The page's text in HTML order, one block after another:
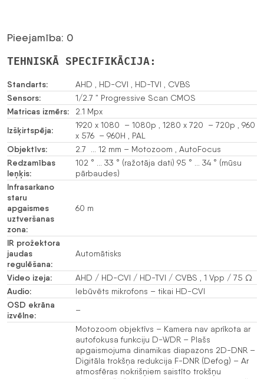
Pieejamība: 0
TEHNISKĀ SPECIFIKĀCIJA:
Standarts: AHD , HD-CVI , HD-TVI , CVBS
Sensors: 1/2.7 ” Progressive Scan CMOS
Matricas izmērs: 2.1 Mpx
Izšķirtspēja:
1920 x 1080 – 1080p , 1280 x 720 – 720p , 960
x 576 – 960H , PAL
Objektīvs: 2.7 … 12 mm – Motozoom , AutoFocus
Redzamības
leņķis:
102 ° … 33 ° (ražotāja dati) 95 ° … 34 ° (mūsu
pārbaudes)
Infrasarkano
staru
apgaismes
uztveršanas
zona:
60 m
IR prožektora
jaudas
regulēšana:
Automātisks
Video izeja: AHD / HD-CVI / HD-TVI / CVBS , 1 Vpp / 75 Ω
Audio: Iebūvēts mikrofons – tikai HD-CVI
OSD ekrāna
izvēlne:
–
Motozoom objektīvs – Kamera nav aprīkota ar
autofokusa funkciju D-WDR – Plašs
apgaismojuma dinamikas diapazons 2D-DNR –
Digitāla trokšņa redukcija F-DNR (Defog) – Ar
atmosfēras nokrišņiem saistīto trokšņu